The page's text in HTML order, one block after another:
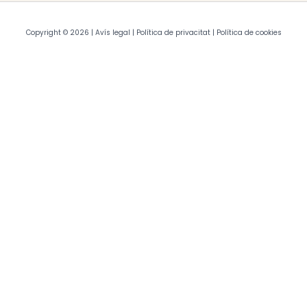
Copyright © 2026 | Avís legal | Política de privacitat| Política de cookies